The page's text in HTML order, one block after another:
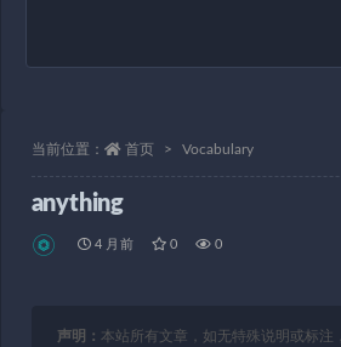
当前位置： 首页 Vocabulary
anything
4 月前 0 0
声明： 本站所有文章，如无特殊说明或标注